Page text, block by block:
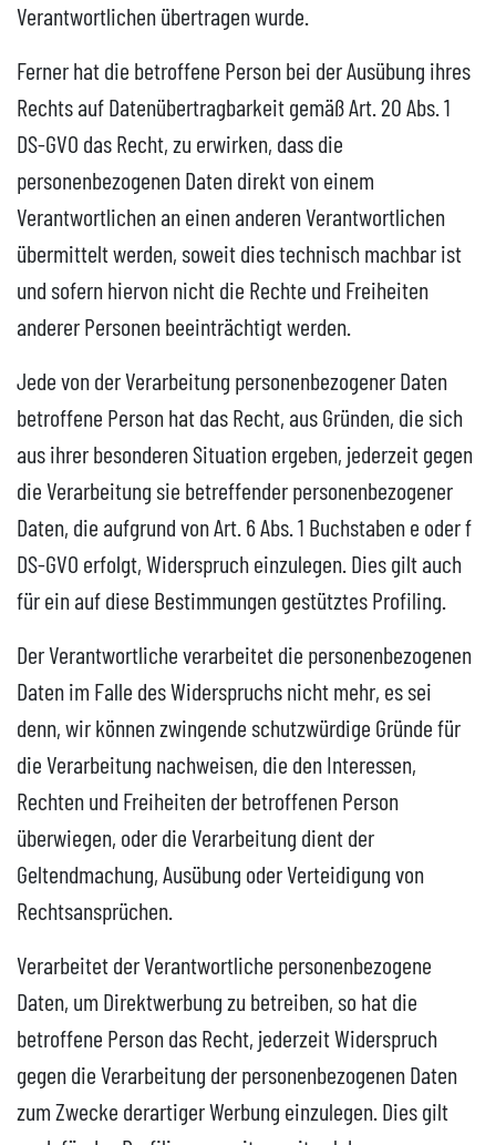
Verantwortlichen übertragen wurde.
Ferner hat die betroffene Person bei der Ausübung ihres
Rechts auf Datenübertragbarkeit gemäß Art. 20 Abs. 1
DS-GVO das Recht, zu erwirken, dass die
personenbezogenen Daten direkt von einem
Verantwortlichen an einen anderen Verantwortlichen
übermittelt werden, soweit dies technisch machbar ist
und sofern hiervon nicht die Rechte und Freiheiten
anderer Personen beeinträchtigt werden.
Jede von der Verarbeitung personenbezogener Daten
betroffene Person hat das Recht, aus Gründen, die sich
aus ihrer besonderen Situation ergeben, jederzeit gegen
die Verarbeitung sie betreffender personenbezogener
Daten, die aufgrund von Art. 6 Abs. 1 Buchstaben e oder f
DS-GVO erfolgt, Widerspruch einzulegen. Dies gilt auch
für ein auf diese Bestimmungen gestütztes Profiling.
Der Verantwortliche verarbeitet die personenbezogenen
Daten im Falle des Widerspruchs nicht mehr, es sei
denn, wir können zwingende schutzwürdige Gründe für
die Verarbeitung nachweisen, die den Interessen,
Rechten und Freiheiten der betroffenen Person
überwiegen, oder die Verarbeitung dient der
Geltendmachung, Ausübung oder Verteidigung von
Rechtsansprüchen.
Verarbeitet der Verantwortliche personenbezogene
Daten, um Direktwerbung zu betreiben, so hat die
betroffene Person das Recht, jederzeit Widerspruch
gegen die Verarbeitung der personenbezogenen Daten
zum Zwecke derartiger Werbung einzulegen. Dies gilt